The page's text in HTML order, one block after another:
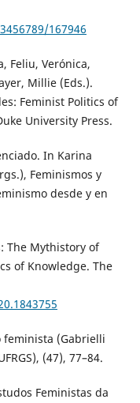
167946
Feliu, Verónica,
Millie (Eds.).
Feminist Politics of
University Press.
In Karina
Feminismos y
desde y en
The Mythistory of
of Knowledge. The
feminista (Gabrielli
(47), 77–84.
Feministas da